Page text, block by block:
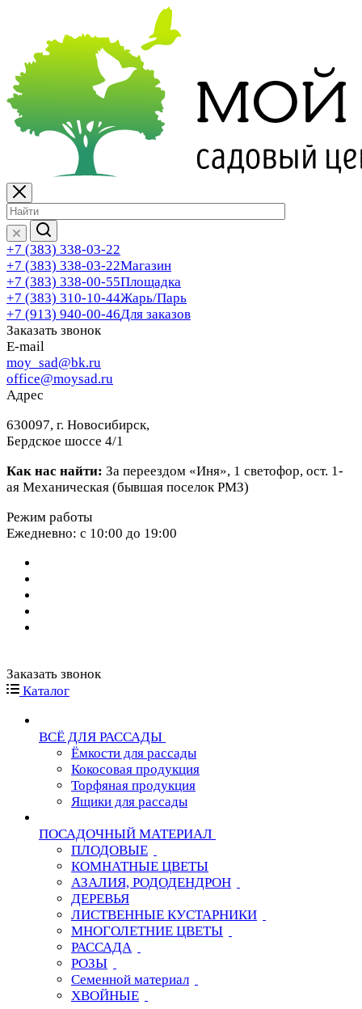
+7 (383) 338-03-22
+7 (383) 338-03-22Магазин
+7 (383) 338-00-55Площадка
+7 (383) 310-10-44Жарь/Парь
+7 (913) 940-00-46Для заказов
Заказать звонок
E-mail
moy_sad@bk.ru
office@moysad.ru
Адрес
630097, г. Новосибирск,
Бердское шоссе 4/1
Как нас найти: За переездом «Иня», 1 светофор, ост. 1-
ая Механическая (бывшая поселок РМЗ)
Режим работы
Ежедневно: с 10:00 до 19:00
Заказать звонок
Каталог
ВСЁ ДЛЯ РАССАДЫ
Ёмкости для рассады
Кокосовая продукция
Торфяная продукция
Ящики для рассады
ПОСАДОЧНЫЙ МАТЕРИАЛ
ПЛОДОВЫЕ
КОМНАТНЫЕ ЦВЕТЫ
АЗАЛИЯ, РОДОДЕНДРОН
ДЕРЕВЬЯ
ЛИСТВЕННЫЕ КУСТАРНИКИ
МНОГОЛЕТНИЕ ЦВЕТЫ
РАССАДА
РОЗЫ
Семенной материал
ХВОЙНЫЕ